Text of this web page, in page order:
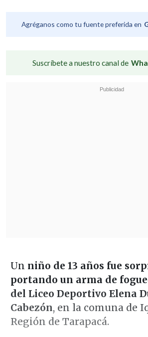
Agréganos como tu fuente preferida en
Suscríbete a nuestro canal de
Un niño de 13 años fue
portando un arma de
del Liceo Deportivo Elena
Cabezón, en la comuna de
Región de Tarapacá.